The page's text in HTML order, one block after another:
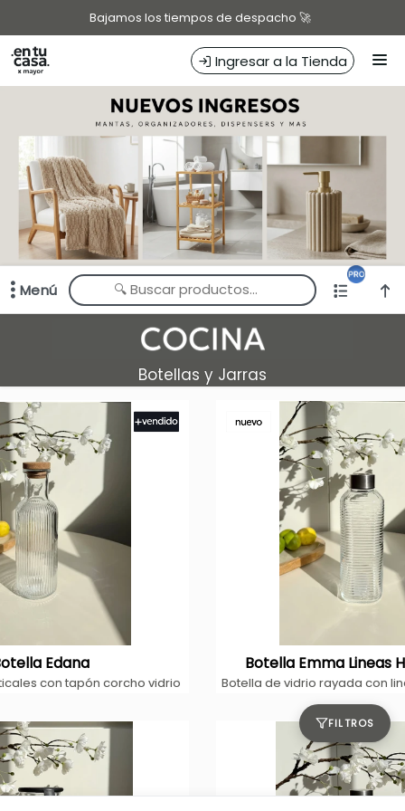
Bajamos los tiempos de despacho 🚀
Ingresar a la Tienda
CÓMO COMPRAR
QUIÉNES SOMOS
TIENDA MINORISTA
CONTACTO
Menú
Comprá online productos de en EN TU CASA
FILTROS
Botellas y Jarras
Edana
con tapón corcho vidrio
Botella Emma Lineas